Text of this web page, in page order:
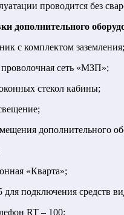
проводится без
дополнительного
комплектом заземления;
сеть «МЗП»;
стекол кабины;
дополнительного
«Кварта»;
средств
RT – 100;